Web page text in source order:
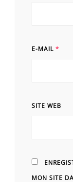
E-MAIL *
SITE WEB
MON SITE